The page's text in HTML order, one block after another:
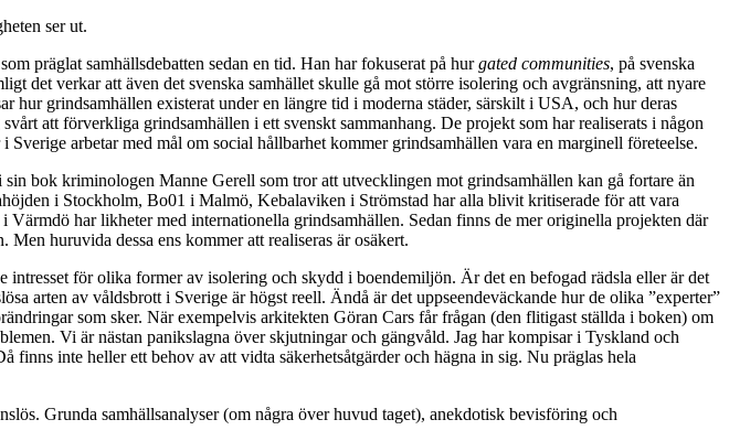
ser ut.
präglat samhällsdebatten sedan en tid. Han har fokuserat på hurgated communities, på svenska
det verkar att även det svenska samhället skulle gå mot större isolering och avgränsning, att nyare
hur grindsamhällen existerat under en längre tid i moderna städer, särskilt i USA, och hur deras
att förverkliga grindsamhällen i ett svenskt sammanhang. De projekt som har realiserats i någon
arbetar med mål om social hållbarhet kommer grindsamhällen vara en marginell företeelse.
bok kriminologen Manne Gerell som tror att utvecklingen mot grindsamhällen kan gå fortare än
i Stockholm, Bo01 i Malmö, Kebalaviken i Strömstad har alla blivit kritiserade för att vara
har likheter med internationella grindsamhällen. Sedan finns de mer originella projekten där
huruvida dessa ens kommer att realiseras är osäkert.
för olika former av isolering och skydd i boendemiljön. Är det en befogad rädsla eller är det
arten av våldsbrott i Sverige är högst reell. Ändå är det uppseendeväckande hur de olika ”experter”
som sker. När exempelvis arkitekten Göran Cars får frågan (den flitigast ställda i boken) om
Vi är nästan panikslagna över skjutningar och gängvåld. Jag har kompisar i Tyskland och
inte heller ett behov av att vidta säkerhetsåtgärder och hägna in sig. Nu präglas hela
Grunda samhällsanalyser (om några över huvud taget), anekdotisk bevisföring och